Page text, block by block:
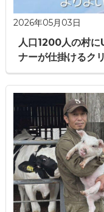
2026年05月03日
人口1200人の村
ナーが仕掛けるク